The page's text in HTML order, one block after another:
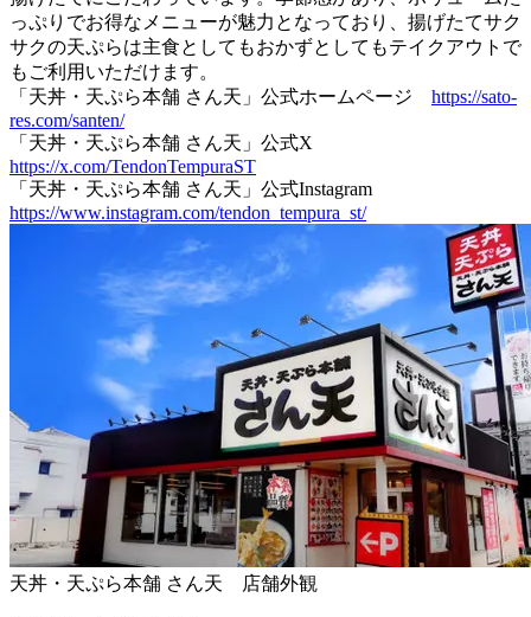
っぷりでお得なメニューが魅力となっており、揚げたてサク
サクの天ぷらは主食としてもおかずとしてもテイクアウトで
もご利用いただけます。
「天丼・天ぷら本舗 さん天」公式ホームページ https://sato-
res.com/santen/
「天丼・天ぷら本舗 さん天」公式X
https://x.com/TendonTempuraST
「天丼・天ぷら本舗 さん天」公式Instagram
https://www.instagram.com/tendon_tempura_st/
天丼・天ぷら本舗 さん天 店舗外観